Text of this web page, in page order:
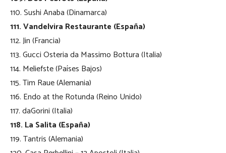
110. Sushi Anaba (Dinamarca)
111. Vandelvira Restaurante (España)
112. Jin (Francia)
113. Gucci Osteria da Massimo Bottura (Italia)
114. Meliefste (Países Bajos)
115. Tim Raue (Alemania)
116. Endo at the Rotunda (Reino Unido)
117. daGorini (Italia)
118. La Salita (España)
119. Tantris (Alemania)